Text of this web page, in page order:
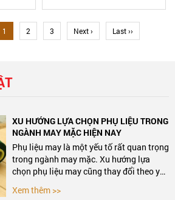
1 2 3 Next › Last ››
XU HƯỚNG LỰA CHỌN PHỤ LIỆU TRONG
NGÀNH MAY MẶC HIỆN NAY
Phụ liệu may là một yếu tố rất quan trọng
trong ngành may mặc. Xu hướng lựa
chọn phụ liệu may cũng thay đổi theo yêu
đó là gì? Việc nắm bắt được những xu
Xem thêm >>